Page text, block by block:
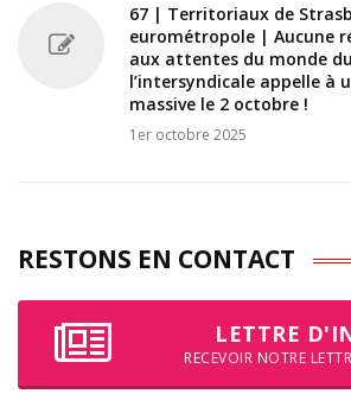
67 | Territoriaux de
eurométropole | Aucune
aux attentes du monde
l’intersyndicale appelle à
massive le 2 octobre !
1er octobre 2025
RESTONS EN CONTACT
LETTRE
RECEVOIR NOTRE